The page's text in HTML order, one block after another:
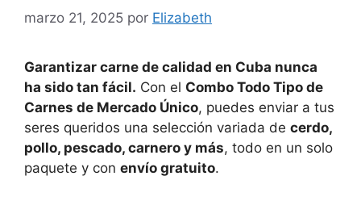
marzo 21, 2025 por Elizabeth
Garantizar carne de calidad en Cuba nunca
ha sido tan fácil. Con el Combo Todo Tipo de
Carnes de Mercado Único, puedes enviar a tus
seres queridos una selección variada de cerdo,
pollo, pescado, carnero y más, todo en un solo
paquete y con envío gratuito.